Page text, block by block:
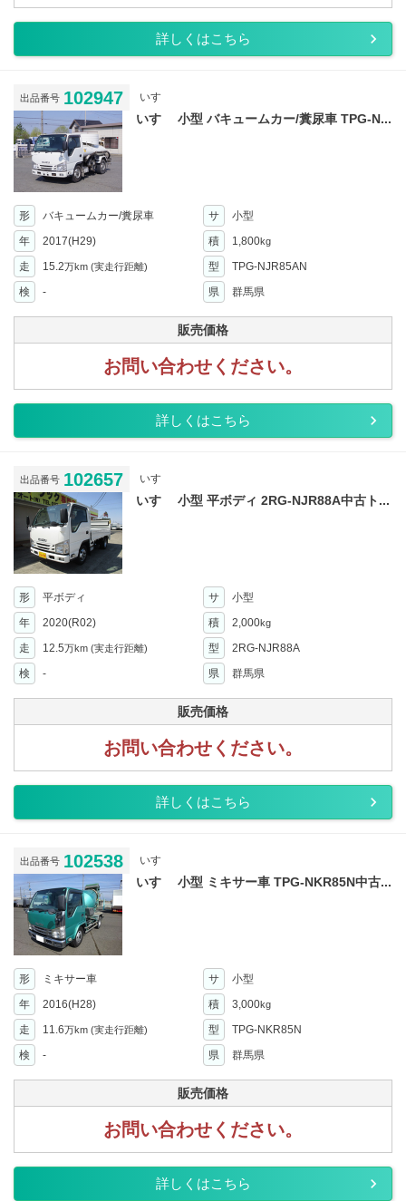
詳しくはこちら
出品番号 102947 いすゞ
いすゞ 小型 バキュームカー/糞尿車 TPG-N...
形 バキュームカー/糞尿車 サ
小型
年
2017(H29) 積 1,800kg
走 15.2万km (実走行距離) 型
TPG-NJR85AN
検
- 県 群馬県
販売価格
お問い合わせください。
詳しくはこちら
出品番号 102657 いすゞ
いすゞ 小型 平ボディ 2RG-NJR88A中古ト...
形 平ボディ サ
小型
年
2020(R02) 積 2,000kg
走 12.5万km (実走行距離) 型
2RG-NJR88A
検
- 県 群馬県
販売価格
お問い合わせください。
詳しくはこちら
出品番号 102538 いすゞ
いすゞ 小型 ミキサー車 TPG-NKR85N中古...
形 ミキサー車 サ
小型
年
2016(H28) 積 3,000kg
走 11.6万km (実走行距離) 型
TPG-NKR85N
検
- 県 群馬県
販売価格
お問い合わせください。
詳しくはこちら